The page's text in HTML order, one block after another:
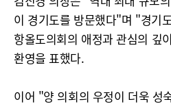
이 경기도를 방문했다"며 "경기
항올도의회의 애정과 관심의 깊
환영을 표했다.
이어 "양 의회의 우정이 더욱 성